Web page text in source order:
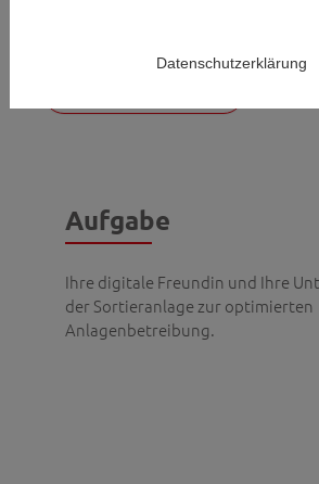
Datenschutzerklärung
Aufgabe
Ihre digitale Freundin und Ihre
der Sortieranlage zur optimierten
Anlagenbetreibung.